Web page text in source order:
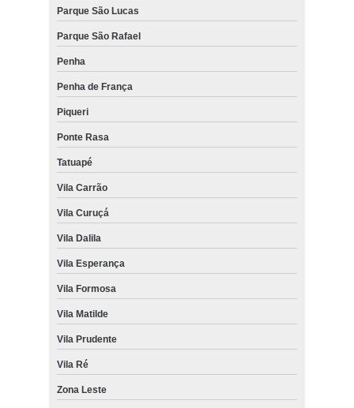
Parque São Lucas
Parque São Rafael
Penha
Penha de França
Piqueri
Ponte Rasa
Tatuapé
Vila Carrão
Vila Curuçá
Vila Dalila
Vila Esperança
Vila Formosa
Vila Matilde
Vila Prudente
Vila Ré
Zona Leste